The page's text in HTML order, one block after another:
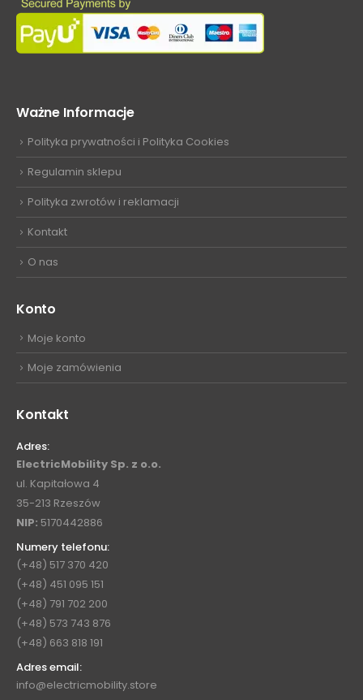
Ważne Informacje
Polityka prywatności i Polityka Cookies
Regulamin sklepu
Polityka zwrotów i reklamacji
Kontakt
O nas
Konto
Moje konto
Moje zamówienia
Kontakt
Adres:
ElectricMobility Sp. z o.o.
ul. Kapitałowa 4
35-213 Rzeszów
NIP: 5170442886
Numery telefonu:
(+48) 517 370 420
(+48) 451 095 151
(+48) 791 702 200
(+48) 573 743 876
(+48) 663 818 191
Adres email:
info@electricmobility.store